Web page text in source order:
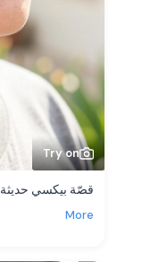
Try on
قصّة بيكسي حديثة
More